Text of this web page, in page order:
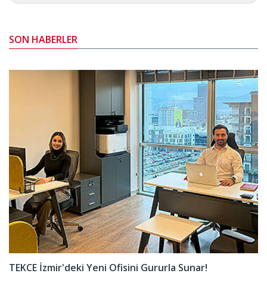
SON HABERLER
TEKCE İzmir'deki Yeni Ofisini Gururla Sunar!